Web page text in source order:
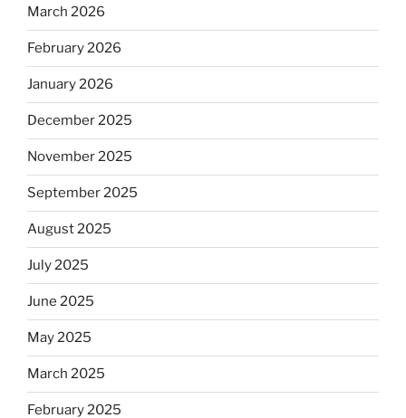
March 2026
February 2026
January 2026
December 2025
November 2025
September 2025
August 2025
July 2025
June 2025
May 2025
March 2025
February 2025